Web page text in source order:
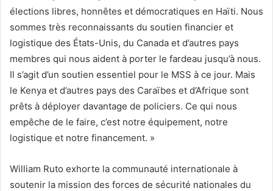
élections libres, honnêtes et démocratiques en Haïti. Nous
sommes très reconnaissants du soutien financier et
logistique des États-Unis, du Canada et d’autres pays
membres qui nous aident à porter le fardeau jusqu’à nous.
Il s’agit d’un soutien essentiel pour le MSS à ce jour. Mais
le Kenya et d’autres pays des Caraïbes et d’Afrique sont
prêts à déployer davantage de policiers. Ce qui nous
empêche de le faire, c’est notre équipement, notre
logistique et notre financement. »
William Ruto exhorte la communauté internationale à
soutenir la mission des forces de sécurité nationales du